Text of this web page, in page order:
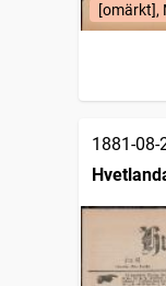
[omärkt],
1881-08-